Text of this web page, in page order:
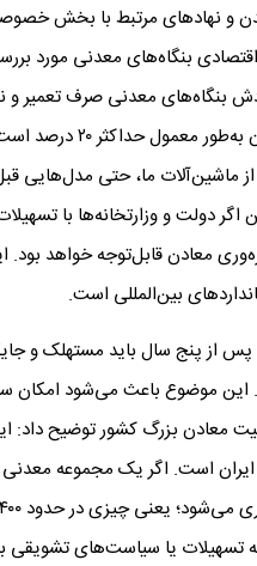
نهادهای مرتبط با بخش
بنگاه‌های معدنی مورد
۴۰درصد نقدینگی در گردش بنگاه‌های
می‌شود. توجه داشته
بنابراین اگر دولت و
معادن قابل‌توجه خواهد بود.
بین‌المللی است.
از پنج سال باید مستهلک و
۴۵ساله فعالیت می‌کنند. این موضوع باعث
معادن بزرگ کشور توضیح
است. اگر یک مجموعه معدنی
تسهیلات یا سیاست‌های